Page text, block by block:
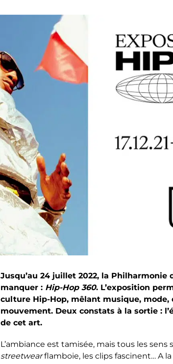
Jusqu’au 24 juillet 2022, la
manquer : Hip-Hop 360. L’exposition
culture Hip-Hop, mêlant musique,
mouvement. Deux constats à la sortie :
de cet art.
L’ambiance est tamisée, mais tous les sens
streetwearflamboie, les clips fascinent… A